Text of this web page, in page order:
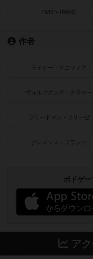
1980〜1990年
作者
ライナー・クニツィア
ヴォルフガング・クラマー
フリードマン・フリーゼ
クレメンス・フランツ
ボドゲ
ア